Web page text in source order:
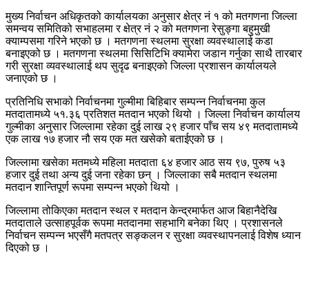
मुख्य निर्वाचन अधिकृतको कार्यालयका अनुसार क्षेत्र नं १ को मतगणना जिल्ला
समन्वय समितिको सभाहलमा र क्षेत्र नं २ को मतगणना रेसुङ्गा बहुमुखी
क्याम्पसमा गरिने भएको छ । मतगणना स्थलमा सुरक्षा व्यवस्थालाई कडा
बनाइएको छ । मतगणना स्थलमा सिसिटिभि क्यामेरा जडान गर्नुका साथै तारबार
गरी सुरक्षा व्यवस्थालाई थप सुदृढ बनाइएको जिल्ला प्रशासन कार्यालयले
जनाएको छ ।
प्रतिनिधि सभाको निर्वाचनमा गुल्मीमा बिहिबार सम्पन्न निर्वाचनमा कुल
मतदातामध्ये ५१.३६ प्रतिशत मतदान भएको थियो । जिल्ला निर्वाचन कार्यालय
गुल्मीका अनुसार जिल्लामा रहेका दुई लाख २९ हजार पाँच सय ४९ मतदातामध्ये
एक लाख १७ हजार नौ सय एक मत खसेको बताईएको छ ।
जिल्लामा खसेका मतमध्ये महिला मतदाता ६४ हजार आठ सय ९७, पुरुष ५३
हजार दुई तथा अन्य दुई जना रहेका छन् । जिल्लाका सबै मतदान स्थलमा
मतदान शान्तिपूर्ण रूपमा सम्पन्न भएको थियो ।
जिल्लामा तोकिएका मतदान स्थल र मतदान केन्द्रमार्फत आज बिहानैदेखि
मतदाताले उत्साहपूर्वक रूपमा मतदानमा सहभागि बनेका थिए । प्रशासनले
निर्वाचन सम्पन्न भएसँगै मतपत्र सङ्कलन र सुरक्षा व्यवस्थापनलाई विशेष ध्यान
दिएको छ ।